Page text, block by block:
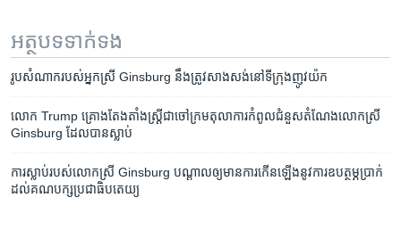
អត្ថបទ​ទាក់ទង
រូប​សំណាក​របស់​អ្នកស្រី Ginsburg នឹង​ត្រូវ​សាងសង់​នៅ​ទីក្រុង​ញូវយ៉ក
លោក Trump គ្រោង​តែងតាំង​ស្រ្តី​ជា​ចៅក្រម​តុលាការ​កំពូល​ជំនួស​តំណែង​លោកស្រី
Ginsburg ដែល​បាន​ស្លាប់
ការ​ស្លាប់​របស់​លោកស្រី Ginsburg បណ្ដាល​ឲ្យ​មាន​ការ​កើនឡើង​នូវ​ការ​ឧបត្ថម្ភ​ប្រាក់​
ដល់​គណបក្ស​ប្រជាធិបតេយ្យ